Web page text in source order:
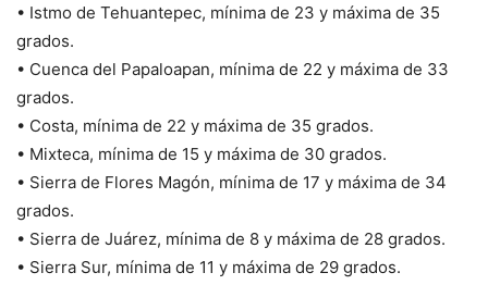
• Istmo de Tehuantepec, mínima de 23 y máxima de 35
grados.
• Cuenca del Papaloapan, mínima de 22 y máxima de 33
grados.
• Costa, mínima de 22 y máxima de 35 grados.
• Mixteca, mínima de 15 y máxima de 30 grados.
• Sierra de Flores Magón, mínima de 17 y máxima de 34
grados.
• Sierra de Juárez, mínima de 8 y máxima de 28 grados.
• Sierra Sur, mínima de 11 y máxima de 29 grados.